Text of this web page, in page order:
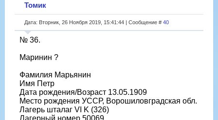
Томик
Дата: Вторник, 26 Ноября 2019, 15:41:44 | Сообщение # 40
№ 36.
Маринин ?
Фамилия Марьянин
Имя Петр
Дата рождения/Возраст 13.05.1909
Место рождения УССР, Ворошиловградская обл.
Лагерь шталаг VI K (326)
Лагерный номер 50069